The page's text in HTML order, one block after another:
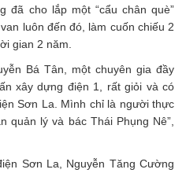
đã cho lắp một “cẩu chân què”
luôn đến đó, làm cuốn chiếu 2
gian 2 năm.
Bá Tân, một chuyên gia đầy
xây dựng điện 1, rất giỏi và có
Sơn La. Mình chỉ là người thực
quản lý và bác Thái Phụng Nê”,
Sơn La, Nguyễn Tăng Cường